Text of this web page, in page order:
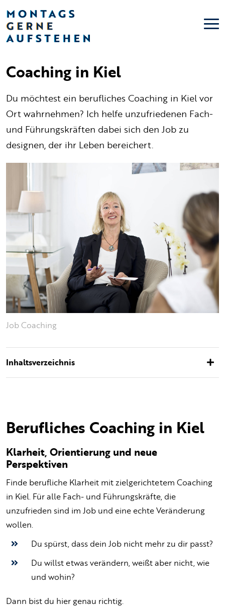
Coaching in Kiel
Du möchtest ein berufliches Coaching in Kiel vor
Ort wahrnehmen? Ich helfe unzufriedenen Fach-
und Führungskräften dabei sich den Job zu
designen, der ihr Leben bereichert.
Job Coaching
Inhaltsverzeichnis
Berufliches Coaching in Kiel
Klarheit, Orientierung und neue
Perspektiven
Finde berufliche Klarheit mit zielgerichtetem Coaching
in Kiel. Für alle Fach- und Führungskräfte, die
unzufrieden sind im Job und eine echte Veränderung
wollen.
Du spürst, dass dein Job nicht mehr zu dir passt?
Du willst etwas verändern, weißt aber nicht, wie
und wohin?
Dann bist du hier genau richtig.